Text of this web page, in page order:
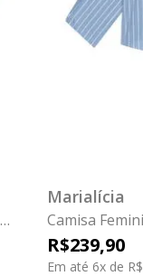
Marialícia
Camisa
Marialícia Azul
R$239,90
Em até 6x de